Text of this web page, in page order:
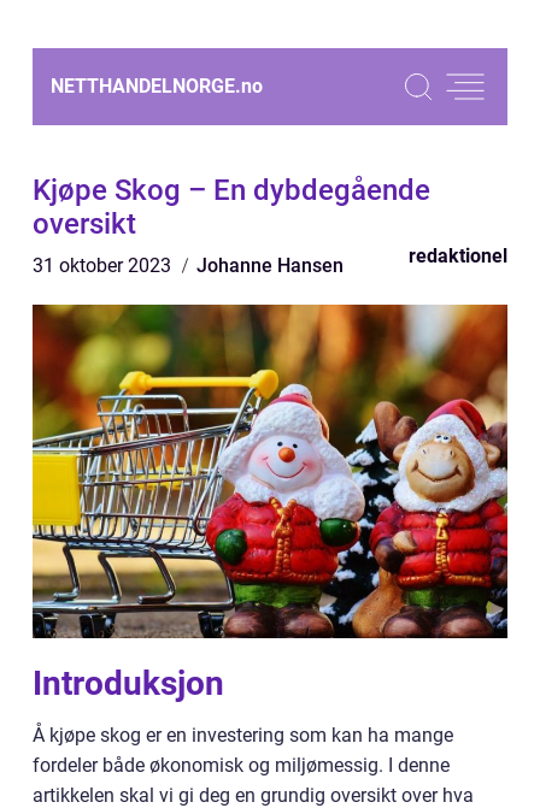
NETTHANDELNORGE.no
Kjøpe Skog – En dybdegående
oversikt
31 oktober 2023 Johanne Hansen redaktionel
Introduksjon
Å kjøpe skog er en investering som kan ha mange
fordeler både økonomisk og miljømessig. I denne
artikkelen skal vi gi deg en grundig oversikt over hva